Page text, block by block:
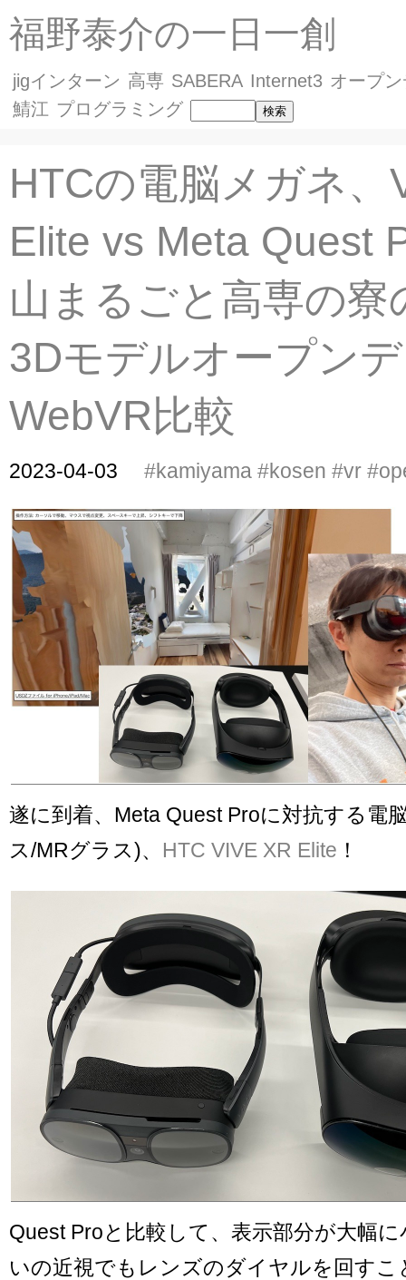
福野泰介の一日一創
jigインターン 高専 SABERA Internet3 オープ
鯖江 プログラミング
HTCの電脳メガネ、
Elite vs Meta Quest
山まるごと高専の寮
3Dモデルオープン
WebVR比較
2023-04-03 #kamiyama #kosen #vr
遂に到着、Meta Quest Proに対抗する電
ス/MRグラス)、 HTC VIVE XR Elite ！
Quest Proと比較して、表示部分が大幅
いの近視でもレンズのダイヤルを回す